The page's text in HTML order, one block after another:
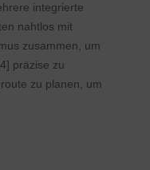
integrierte
nahtlos mit
zusammen, um
präzise zu
zu planen, um